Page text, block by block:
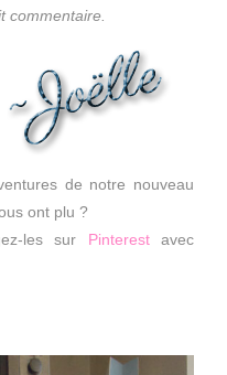
commentaire.
de notre nouveau
ont plu ?
les sur Pinterestavec